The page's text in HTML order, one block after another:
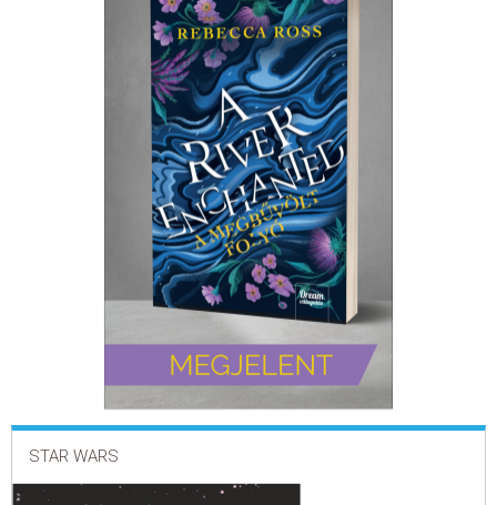
STAR WARS
ÁLTALÁNOS SZERZŐDÉSI FELTÉTELEK
ADATKEZELÉSI ÉS ADATVÉDELMI SZABÁLYZAT